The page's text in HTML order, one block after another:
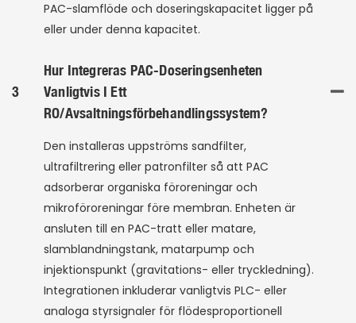
PAC-slamflöde och doseringskapacitet ligger på
eller under denna kapacitet.
3
Hur Integreras PAC-Doseringsenheten
Vanligtvis I Ett
RO/avsaltningsförbehandlingssystem?
Den installeras uppströms sandfilter,
ultrafiltrering eller patronfilter så att PAC
adsorberar organiska föroreningar och
mikroföroreningar före membran. Enheten är
ansluten till en PAC-tratt eller matare,
slamblandningstank, matarpump och
injektionspunkt (gravitations- eller tryckledning).
Integrationen inkluderar vanligtvis PLC- eller
analoga styrsignaler för flödesproportionell